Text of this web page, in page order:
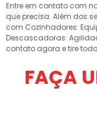
Entre em contato com
que precisa. Além dos
com Cozinhadores:
Descascadoras:
contato agora e tire
FAÇA